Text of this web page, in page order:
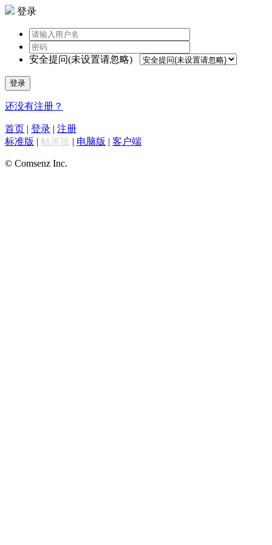
登录
安全提问(未设置请忽略)
登录
还没有注册？
首页 | 登录 | 注册
标准版 | 触屏版 | 电脑版 | 客户端
© Comsenz Inc.